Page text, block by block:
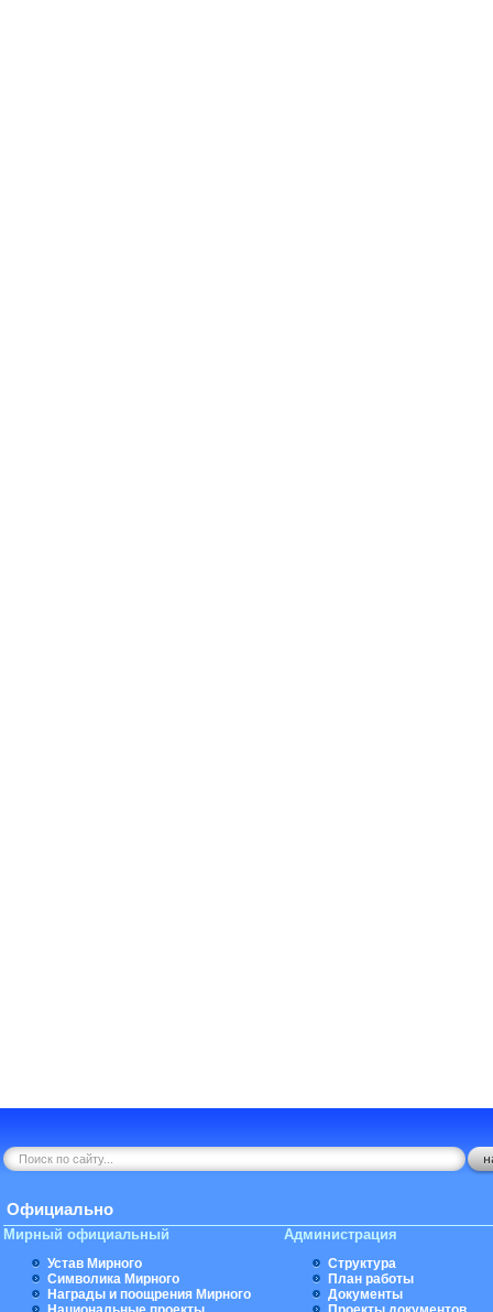
Официально
Мирный официальный
Устав Мирного
Символика Мирного
Награды и поощрения Мирного
Администрация
Структура
План работы
Документы